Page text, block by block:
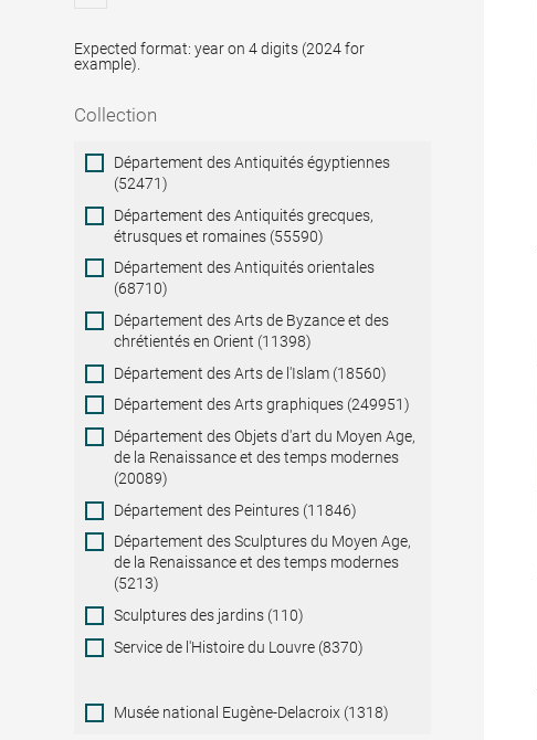
Expected format: year on 4 digits (2024 for
example).
Collection
Collection
Département des Antiquités égyptiennes
(52471)
Département des Antiquités grecques,
étrusques et romaines (55590)
Département des Antiquités orientales
(68710)
Département des Arts de Byzance et des
chrétientés en Orient (11398)
Département des Arts de l'Islam (18560)
Département des Arts graphiques (249951)
Département des Objets d'art du Moyen Age,
de la Renaissance et des temps modernes
(20089)
Département des Peintures (11846)
Département des Sculptures du Moyen Age,
de la Renaissance et des temps modernes
(5213)
Sculptures des jardins (110)
Service de l'Histoire du Louvre (8370)
Musée national Eugène-Delacroix (1318)